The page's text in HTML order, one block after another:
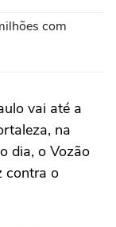
com
vai até a
na
dia, o Vozão
contra o